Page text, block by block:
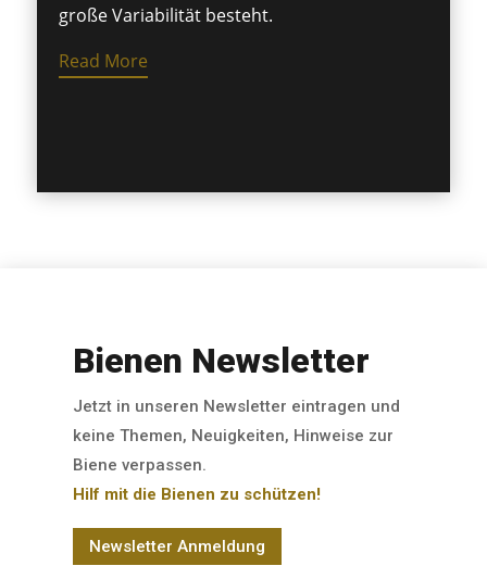
große Variabilität besteht.
Read More
Bienen Newsletter
Jetzt in unseren Newsletter eintragen und
keine Themen, Neuigkeiten, Hinweise zur
Biene verpassen.
Hilf mit die Bienen zu schützen!
Newsletter Anmeldung